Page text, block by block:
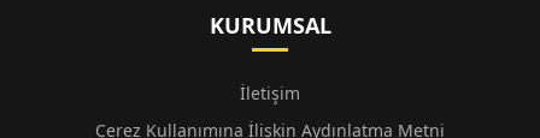
KURUMSAL
İletişim
Çerez Kullanımına İlişkin Aydınlatma Metni